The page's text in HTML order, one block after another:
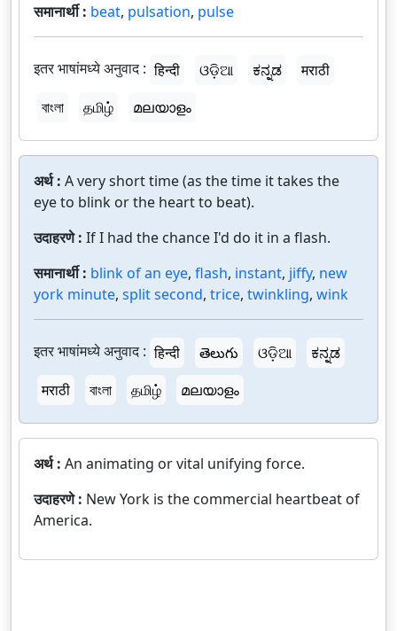
समानार्थी : beat, pulsation, pulse
इतर भाषांमध्ये अनुवाद : हिन्दी ଓଡ଼ିଆ ಕನ್ನಡ
मराठी
বাংলা
தமிழ் മലയാളം
अर्थ : A very short time (as the time it takes the
eye to blink or the heart to beat).
उदाहरणे : If I had the chance I'd do it in a flash.
समानार्थी : blink of an eye, flash, instant, jiffy, new
york minute, split second, trice, twinkling, wink
इतर भाषांमध्ये अनुवाद : हिन्दी తెలుగు ଓଡ଼ିଆ
ಕನ್ನಡ
मराठी
বাংলা தமிழ் മലയാളം
अर्थ : An animating or vital unifying force.
उदाहरणे : New York is the commercial heartbeat of
America.